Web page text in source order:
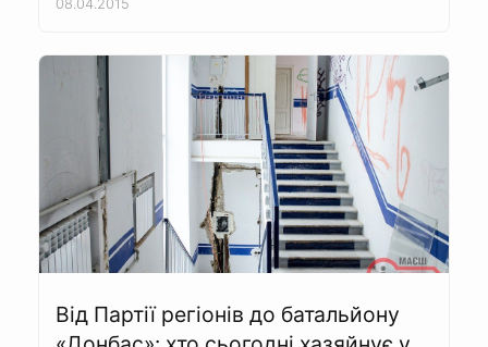
08.04.2015
Від Партії регіонів до батальйону